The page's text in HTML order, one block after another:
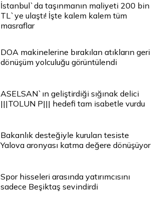
İstanbul`da taşınmanın maliyeti 200 bin
TL`ye ulaştı! İşte kalem kalem tüm
masraflar
DOA makinelerine bırakılan atıkların geri
dönüşüm yolculuğu görüntülendi
ASELSAN`ın geliştirdiği sığınak delici
|||TOLUN P||| hedefi tam isabetle vurdu
Bakanlık desteğiyle kurulan tesiste
Yalova aronyası katma değere dönüşüyor
Spor hisseleri arasında yatırımcısını
sadece Beşiktaş sevindirdi